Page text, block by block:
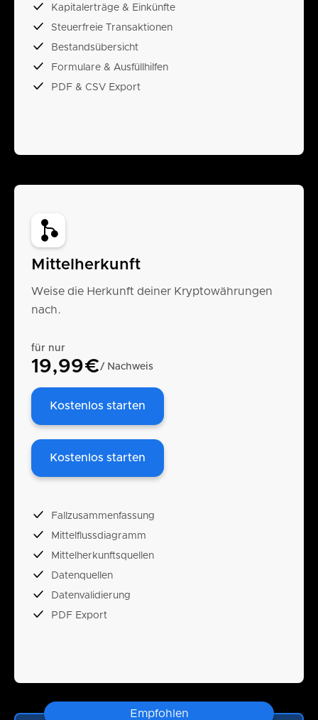
Kapitalerträge & Einkünfte
Steuerfreie Transaktionen
Bestandsübersicht
Formulare & Ausfüllhilfen
PDF & CSV Export
Mittelherkunft
Weise die Herkunft deiner Kryptowährungen
nach.
für nur
19,99€ / Nachweis
Kostenlos starten
Kostenlos starten
Fallzusammenfassung
Mittelflussdiagramm
Mittelherkunftsquellen
Datenquellen
Datenvalidierung
PDF Export
Empfohlen